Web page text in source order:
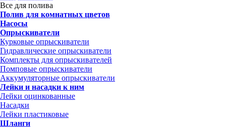
Все для полива
Полив для комнатных цветов
Насосы
Опрыскиватели
Курковые опрыскиватели
Гидравлические опрыскиватели
Комплекты для опрыскивателей
Помповые опрыскиватели
Аккумуляторные опрыскиватели
Лейки и насадки к ним
Лейки оцинкованные
Насадки
Лейки пластиковые
Шланги